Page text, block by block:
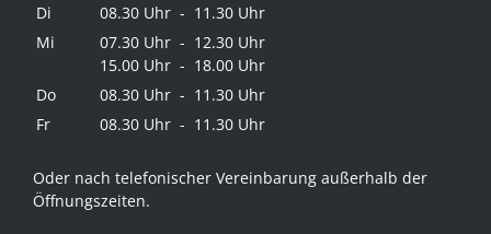
Di
08.30 Uhr - 11.30 Uhr
Mi
07.30 Uhr - 12.30 Uhr
15.00 Uhr - 18.00 Uhr
Do
08.30 Uhr - 11.30 Uhr
Fr
08.30 Uhr - 11.30 Uhr
Oder nach telefonischer Vereinbarung außerhalb der
Öffnungszeiten.